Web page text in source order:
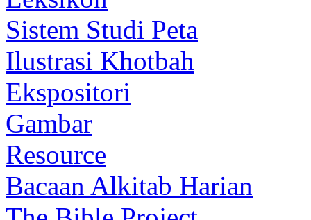
Sistem Studi Peta
Ilustrasi Khotbah
Ekspositori
Gambar
Resource
Bacaan Alkitab Harian